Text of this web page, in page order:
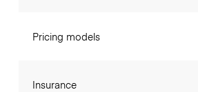
Pricing models
Insurance